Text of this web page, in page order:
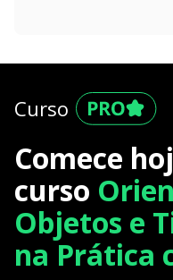
Curso
Comece
curso
Objetos e
na Prática